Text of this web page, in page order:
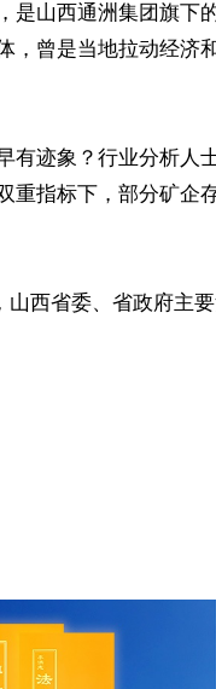
是山西通洲集团旗下
，曾是当地拉动经济
有迹象？行业分析人
重指标下，部分矿企
山西省委、省政府主